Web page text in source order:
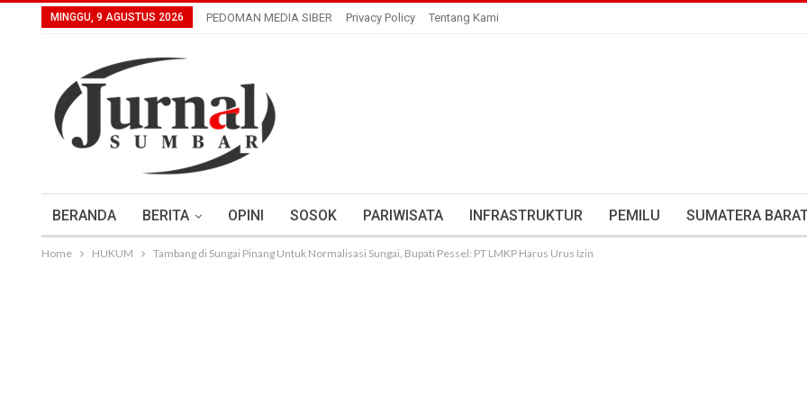
MINGGU, 9 AGUSTUS 2026 PEDOMAN MEDIA SIBER Privacy Policy Tentang Kami
BERANDA BERITA OPINI SOSOK PARIWISATA INFRASTRUKTUR PEMILU SUMATERA
Home HUKUM Tambang di Sungai Pinang Untuk Normalisasi Sungai, Bupati Pessel: PT LMKP Harus Urus Izin